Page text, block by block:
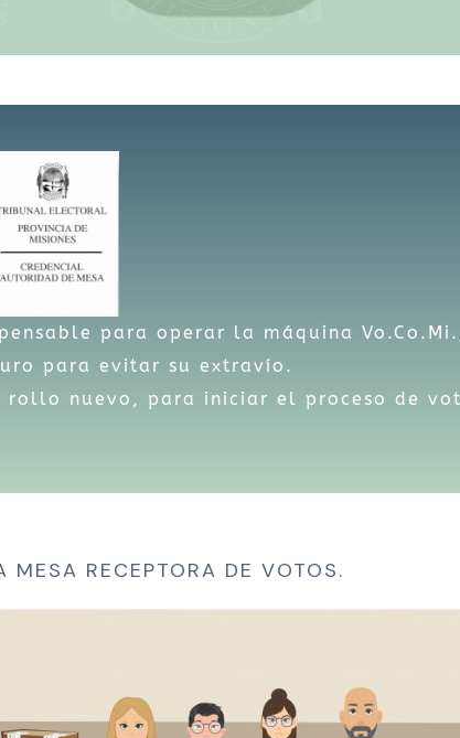
para operar la máquina
para evitar su extravío.
rollo nuevo, para iniciar el proceso de
MESA RECEPTORA DE VOTOS.